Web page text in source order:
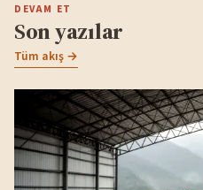
DEVAM ET
Son yazılar
Tüm akış →